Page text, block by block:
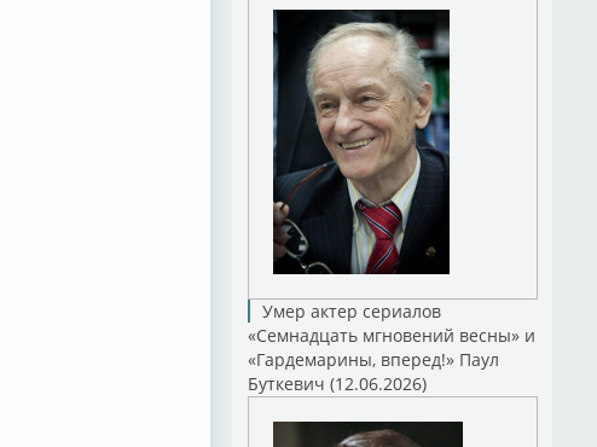
Умер актер сериалов
«Семнадцать мгновений весны» и
«Гардемарины, вперед!» Паул
Буткевич (12.06.2026)